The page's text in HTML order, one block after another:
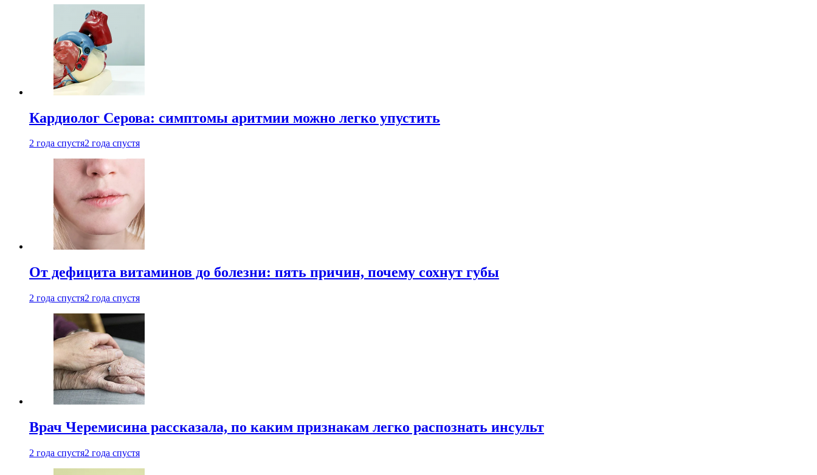
Кардиолог Серова: симптомы аритмии можно легко упустить
2 года спустя2 года спустя
От дефицита витаминов до болезни: пять причин, почему сохнут губы
2 года спустя2 года спустя
Врач Черемисина рассказала, по каким признакам легко распознать инсульт
2 года спустя2 года спустя